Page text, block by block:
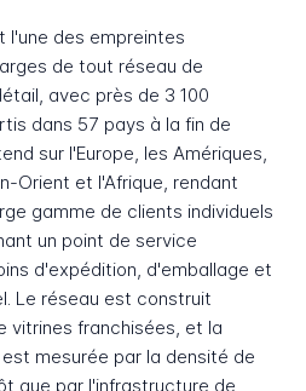
l'une des empreintes
de tout réseau de
avec près de 3 100
dans 57 pays à la fin de
sur l'Europe, les Amériques,
Orient et l'Afrique, rendant
gamme de clients individuels
un point de service
d'expédition, d'emballage et
Le réseau est construit
vitrines franchisées, et la
mesurée par la densité de
que par l'infrastructure de